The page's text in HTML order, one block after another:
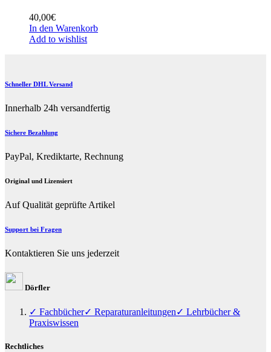
40,00€
In den Warenkorb
Add to wishlist
Schneller DHL Versand
Innerhalb 24h versandfertig
Sichere Bezahlung
PayPal, Krediktarte, Rechnung
Original und Lizensiert
Auf Qualität geprüfte Artikel
Support bei Fragen
Kontaktieren Sie uns jederzeit
Dörfler
✓ Fachbücher✓ Reparaturanleitungen✓ Lehrbücher &
Praxiswissen
Rechtliches